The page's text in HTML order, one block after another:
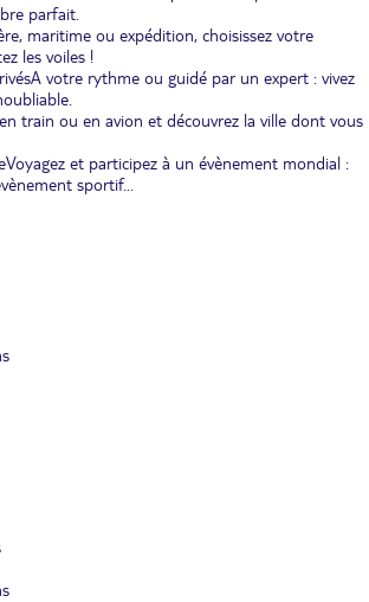
parfait.
maritime ou expédition, choisissez votre
les voiles !
A votre rythme ou guidé par un expert : vivez
train ou en avion et découvrez la ville dont vous
Voyagez et participez à un évènement mondial :
sportif...